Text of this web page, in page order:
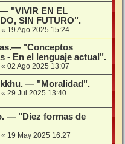
"VIVIR EN EL
SIN FUTURO".
« 19 Ago 2025 15:24
"Conceptos
- En el lenguaje actual".
« 02 Ago 2025 13:07
— "Moralidad".
« 29 Jul 2025 13:40
— "Diez formas de
« 19 May 2025 16:27